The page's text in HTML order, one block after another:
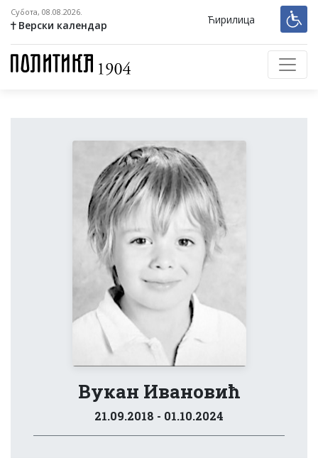
Субота, 08.08.2026.
Верски календар Ћирилица
Вукан Ивановић
21.09.2018 - 01.10.2024